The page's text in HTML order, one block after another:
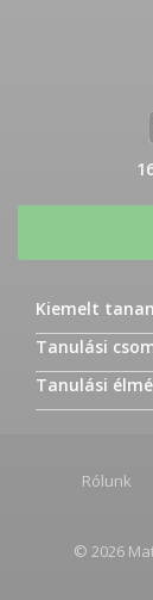
Kiemelt
Tanulási
Tanulási
Rólunk
© 2026